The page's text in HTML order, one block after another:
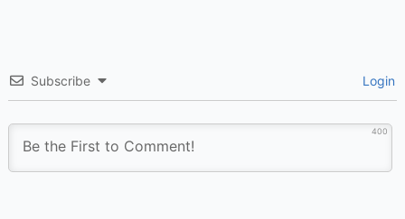
Subscribe Login
400